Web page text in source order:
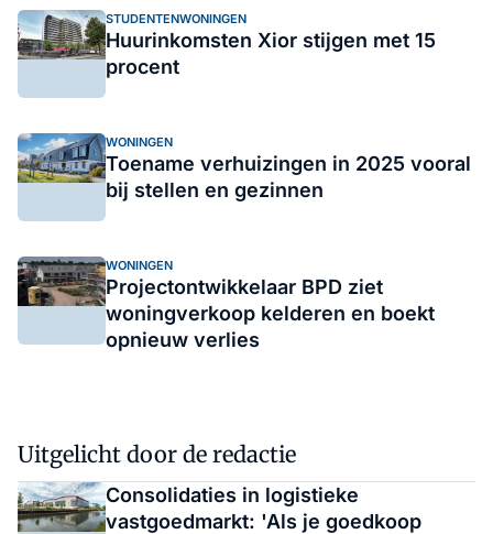
STUDENTENWONINGEN
Huurinkomsten Xior stijgen met 15
procent
WONINGEN
Toename verhuizingen in 2025 vooral
bij stellen en gezinnen
WONINGEN
Projectontwikkelaar BPD ziet
woningverkoop kelderen en boekt
opnieuw verlies
Uitgelicht door de redactie
Consolidaties in logistieke
vastgoedmarkt: 'Als je goedkoop